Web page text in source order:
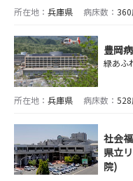
所在地： 兵庫県 病床数：
豊岡
緑あふ
所在地： 兵庫県 病床数：
社会
県立
院)